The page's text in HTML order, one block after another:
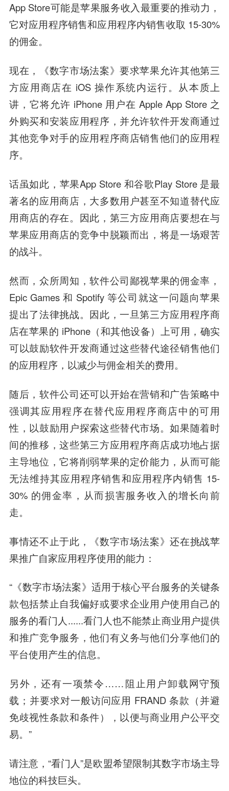
App Store可能是苹果服务收入最重要的推动力，
它对应用程序销售和应用程序内销售收取 15-30%
的佣金。
现在，《数字市场法案》要求苹果允许其他第三
方应用商店在 iOS 操作系统内运行。从本质上
讲，它将允许 iPhone 用户在 Apple App Store 之
外购买和安装应用程序，并允许软件开发商通过
其他竞争对手的应用程序商店销售他们的应用程
序。
话虽如此，苹果App Store 和谷歌Play Store 是最
著名的应用商店，大多数用户甚至不知道替代应
用商店的存在。因此，第三方应用商店要想在与
苹果应用商店的竞争中脱颖而出，将是一场艰苦
的战斗。
然而，众所周知，软件公司鄙视苹果的佣金率，
Epic Games 和 Spotify 等公司就这一问题向苹果
提出了法律挑战。因此，一旦第三方应用程序商
店在苹果的 iPhone（和其他设备）上可用，确实
可以鼓励软件开发商通过这些替代途径销售他们
的应用程序，以减少与佣金相关的费用。
随后，软件公司还可以开始在营销和广告策略中
强调其应用程序在替代应用程序商店中的可用
性，以鼓励用户探索这些替代市场。如果随着时
间的推移，这些第三方应用程序商店成功地占据
主导地位，它将削弱苹果的定价能力，从而可能
无法维持其应用程序销售和应用程序内销售 15-
30% 的佣金率，从而损害服务收入的增长向前
走。
事情还不止于此，《数字市场法案》还在挑战苹
果推广自家应用程序使用的能力：
“《数字市场法案》适用于核心平台服务的关键条
款包括禁止自我偏好或要求企业用户使用自己的
服务的看门人......看门人也不能禁止商业用户提供
和推广竞争服务，他们有义务与他们分享他们的
平台使用产生的信息。
另外，还有一项禁令……阻止用户卸载网守预
载；并要求对一般访问应用 FRAND 条款（并避
免歧视性条款和条件），以便与商业用户公平交
易。”
请注意，“看门人”是欧盟希望限制其数字市场主导
地位的科技巨头。